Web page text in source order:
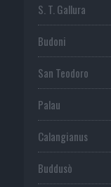
S. T. Gallura
Budoni
San Teodoro
Palau
Calangianus
Buddusò